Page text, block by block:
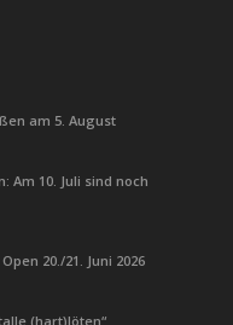
am 5. August
Am 10. Juli sind noch
20./21. Juni 2026
(hart)löten“